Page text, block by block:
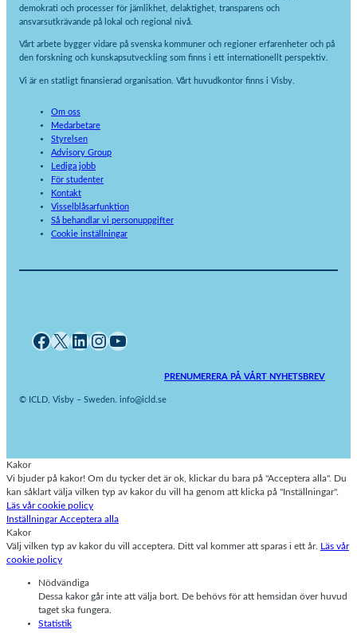
demokrati och processer för jämlikhet, delaktighet, transparens och
ansvarsutkrävande på lokal och regional nivå.
Vårt arbete bygger vidare på svenska kommuner och regioner erfarenheter och på
den forskning och kunskapsutveckling som finns i ett internationellt perspektiv.
Vi är en statligt finansierad organisation. Vårt huvudkontor finns i Visby.
Om oss
Medarbetare
Styrelsen
Advisory Group
Lediga jobb
För studenter
Kontakt
Visselblåsarfunktion
Så behandlar vi personuppgifter
Cookie inställningar
Facebook X LinkedIn InstagramYouTube
PRENUMERERA PÅ VÅRT NYHETSBREV
© ICLD, Visby – Sweden. info@icld.se
Kakor
Vi bjuder på kakor! Om du tycker det är ok, klickar du bara på "Acceptera alla". Du
kan såklart välja vilken typ av kakor du vill ha genom att klicka på "Inställningar".
Läs vår cookie policy
InställningarAcceptera alla
Kakor
Välj vilken typ av kakor du vill acceptera. Ditt val kommer att sparas i ett år. Läs vår
cookie policy
Nödvändiga
Dessa kakor går inte att välja bort. De behövs för att hemsidan över huvud
taget ska fungera.
Statistik